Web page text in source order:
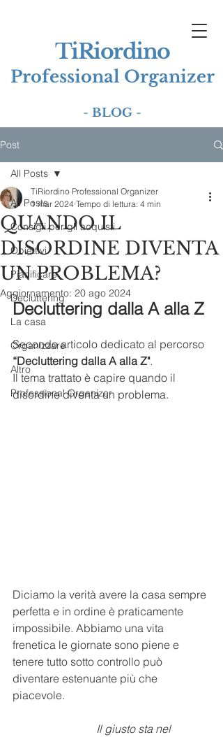
TiRiordino
Professional Organizer
- BLOG -
Post
All Posts
Consigli per gli acquisti
Obiettivi
Pianificare
Decluttering
La casa
Organizzare
Altro
Professional Organizer
All Posts
QUANDO IL
DISORDINE DIVENTA
UN PROBLEMA?
TiRiordino Professional Organizer
1 mar 2024 Tempo di lettura: 4 min
Aggiornamento: 20 ago 2024
Decluttering dalla A alla Z
Secondo articolo dedicato al percorso
“Decluttering dalla A alla Z".
Il tema trattato è capire quando il
disordine diventa un problema.
Diciamo la verità avere la casa sempre
perfetta e in ordine è praticamente
impossibile. Abbiamo una vita
frenetica le giornate sono piene e
tenere tutto sotto controllo può
diventare estenuante più che
piacevole.
Il giusto sta nel